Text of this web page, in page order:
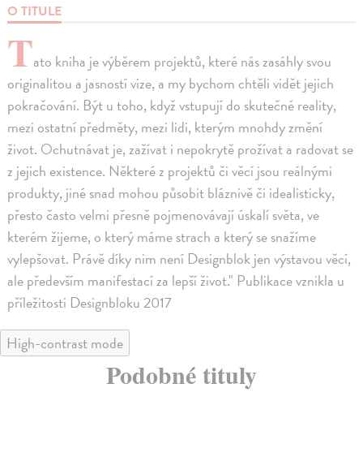
O TITULE
Tato kniha je výběrem projektů, které nás zasáhly svou
originalitou a jasností vize, a my bychom chtěli vidět jejich
pokračování. Být u toho, když vstupují do skutečné reality,
mezi ostatní předměty, mezi lidi, kterým mnohdy změní
život. Ochutnávat je, zažívat i nepokrytě prožívat a radovat se
z jejich existence. Některé z projektů či věcí jsou reálnými
produkty, jiné snad mohou působit bláznivě či idealisticky,
přesto často velmi přesně pojmenovávají úskalí světa, ve
kterém žijeme, o který máme strach a který se snažíme
vylepšovat. Právě díky nim není Designblok jen výstavou věcí,
ale především manifestací za lepší život." Publikace vznikla u
příležitosti Designbloku 2017
High-contrast mode
Podobné tituly